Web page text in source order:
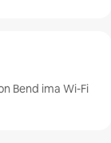
Bend ima Wi-Fi